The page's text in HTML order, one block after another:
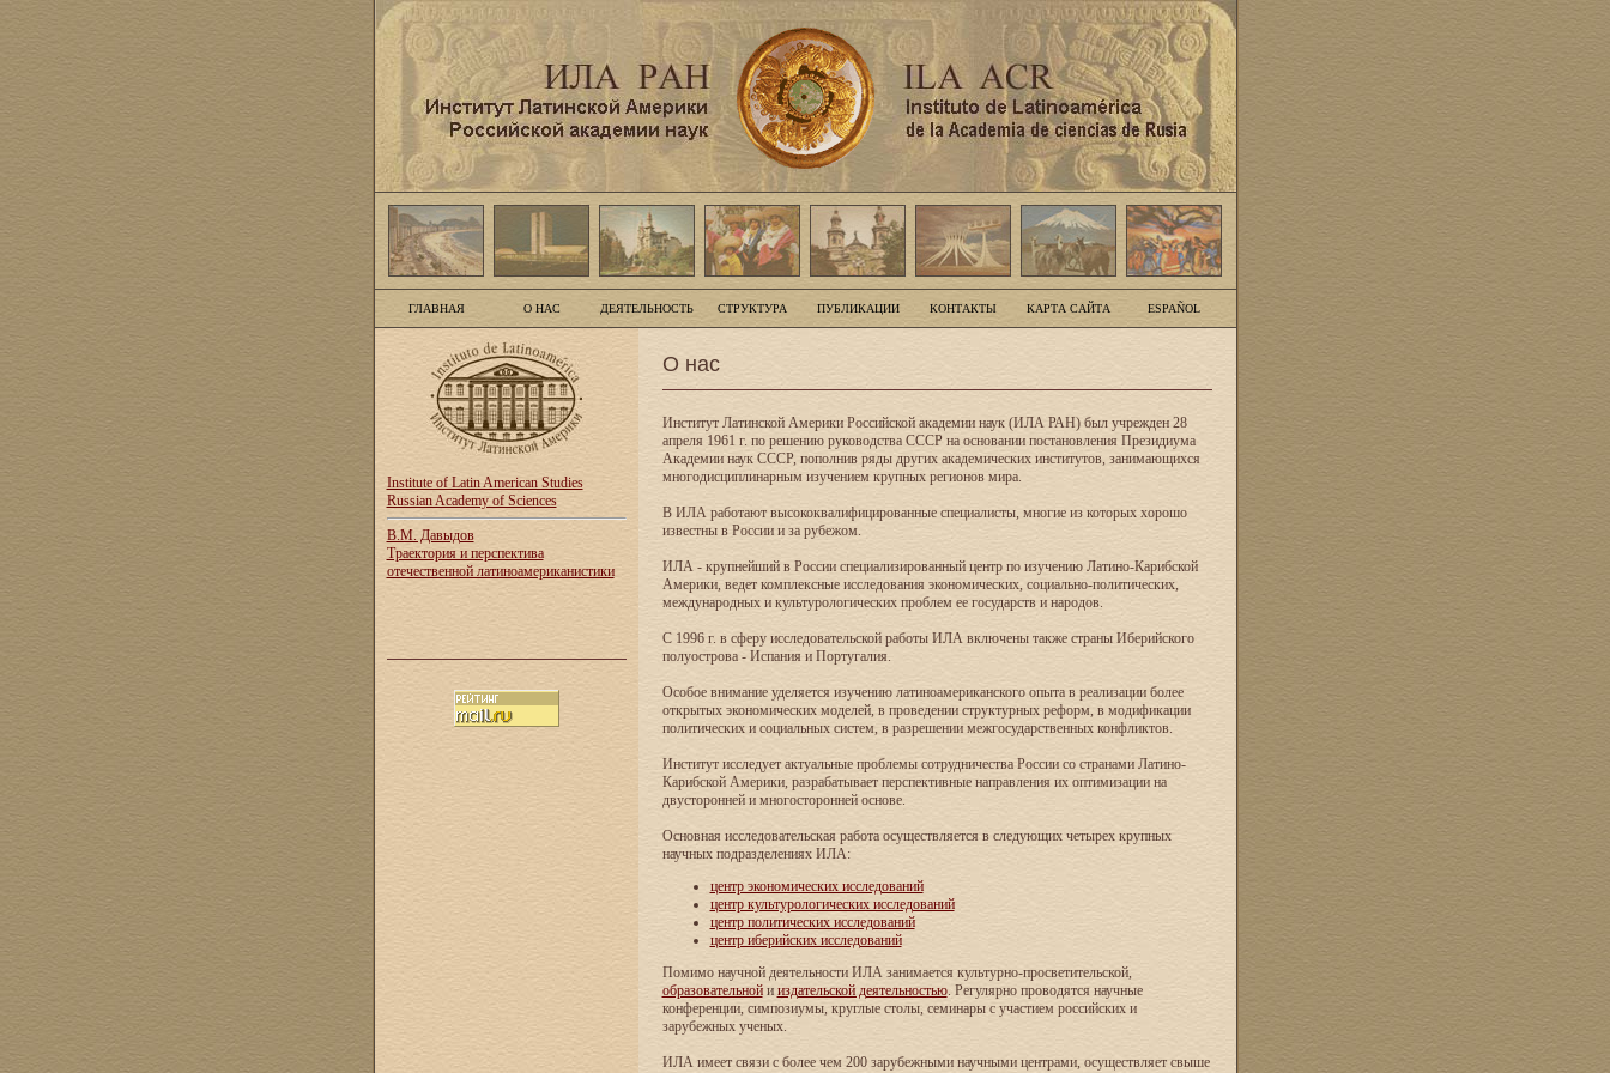
ГЛАВНАЯ О НАС ДЕЯТЕЛЬНОСТЬ СТРУКТУРА ПУБЛИКАЦИИ КОНТАКТЫ КАРТА САЙТА ESPAÑOL
Institute of Latin American Studies
Russian Academy of Sciences
В.М. Давыдов
Траектория и перспектива
отечественной латиноамериканистики
О нас
Институт Латинской Америки Российской академии наук (ИЛА РАН) был учрежден 28
апреля 1961 г. по решению руководства СССР на основании постановления Президиума
Академии наук СССР, пополнив ряды других академических институтов, занимающихся
многодисциплинарным изучением крупных регионов мира.
В ИЛА работают высококвалифицированные специалисты, многие из которых хорошо
известны в России и за рубежом.
ИЛА - крупнейший в России специализированный центр по изучению Латино-Карибской
Америки, ведет комплексные исследования экономических, социально-политических,
международных и культурологических проблем ее государств и народов.
С 1996 г. в сферу исследовательской работы ИЛА включены также страны Иберийского
полуострова - Испания и Португалия.
Особое внимание уделяется изучению латиноамериканского опыта в реализации более
открытых экономических моделей, в проведении структурных реформ, в модификации
политических и социальных систем, в разрешении межгосударственных конфликтов.
Институт исследует актуальные проблемы сотрудничества России со странами Латино-
Карибской Америки, разрабатывает перспективные направления их оптимизации на
двусторонней и многосторонней основе.
Основная исследовательская работа осуществляется в следующих четырех крупных
научных подразделениях ИЛА:
центр экономических исследований
центр культурологических исследований
центр политических исследований
центр иберийских исследований
Помимо научной деятельности ИЛА занимается культурно-просветительской,
образовательнойи издательской деятельностью. Регулярно проводятся научные
конференции, симпозиумы, круглые столы, семинары с участием российских и
зарубежных ученых.
ИЛА имеет связи с более чем 200 зарубежными научными центрами, осуществляет свыше